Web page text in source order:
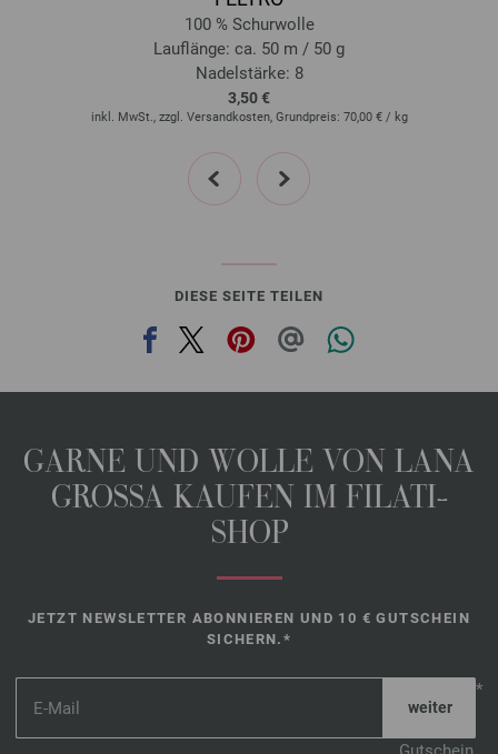
100 % Schurwolle
Lauflänge: ca. 50 m / 50 g
Nadelstärke: 8
3,50 €
inkl. MwSt., zzgl. Versandkosten, Grundpreis: 70,00 € / kg
prev next
DIESE SEITE TEILEN
GARNE UND WOLLE VON LANA
GROSSA KAUFEN IM FILATI-
SHOP
JETZT NEWSLETTER ABONNIEREN UND 10 € GUTSCHEIN
SICHERN.*
*